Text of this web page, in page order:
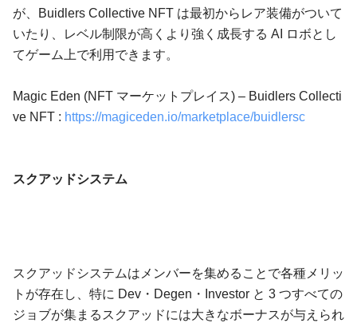
が、Buidlers Collective NFT は最初からレア装備がついて
いたり、レベル制限が高くより強く成長する AI ロボとし
てゲーム上で利用できます。
Magic Eden (NFT マーケットプレイス) – Buidlers Collecti
ve NFT : https://magiceden.io/marketplace/buidlersc
スクアッドシステム
スクアッドシステムはメンバーを集めることで各種メリッ
トが存在し、特に Dev・Degen・Investor と 3 つすべての
ジョブが集まるスクアッドには大きなボーナスが与えられ